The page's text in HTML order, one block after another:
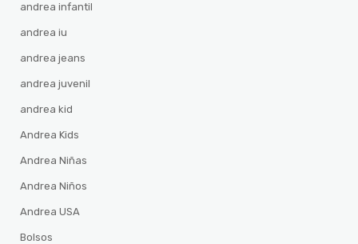
andrea infantil
andrea iu
andrea jeans
andrea juvenil
andrea kid
Andrea Kids
Andrea Niñas
Andrea Niños
Andrea USA
Bolsos